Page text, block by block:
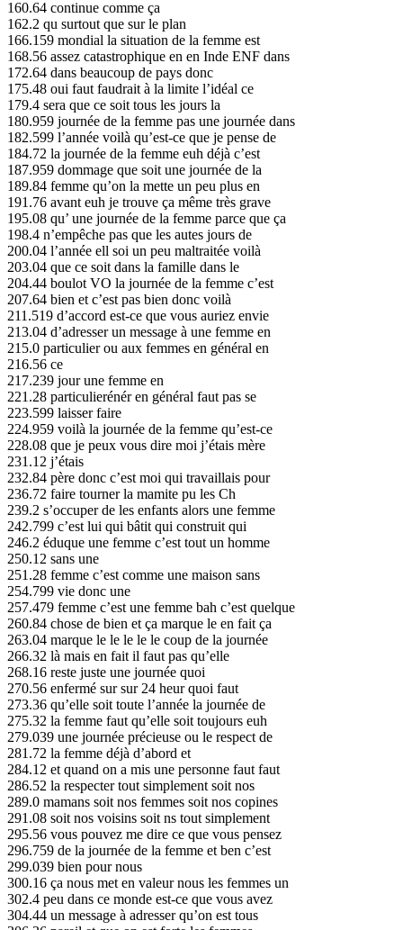
160.64 continue comme ça
162.2 qu surtout que sur le plan
166.159 mondial la situation de la femme est
168.56 assez catastrophique en en Inde ENF dans
172.64 dans beaucoup de pays donc
175.48 oui faut faudrait à la limite l’idéal ce
179.4 sera que ce soit tous les jours la
180.959 journée de la femme pas une journée dans
182.599 l’année voilà qu’est-ce que je pense de
184.72 la journée de la femme euh déjà c’est
187.959 dommage que soit une journée de la
189.84 femme qu’on la mette un peu plus en
191.76 avant euh je trouve ça même très grave
195.08 qu’ une journée de la femme parce que ça
198.4 n’empêche pas que les autes jours de
200.04 l’année ell soi un peu maltraitée voilà
203.04 que ce soit dans la famille dans le
204.44 boulot VO la journée de la femme c’est
207.64 bien et c’est pas bien donc voilà
211.519 d’accord est-ce que vous auriez envie
213.04 d’adresser un message à une femme en
215.0 particulier ou aux femmes en général en
216.56 ce
217.239 jour une femme en
221.28 particulierénér en général faut pas se
223.599 laisser faire
224.959 voilà la journée de la femme qu’est-ce
228.08 que je peux vous dire moi j’étais mère
231.12 j’étais
232.84 père donc c’est moi qui travaillais pour
236.72 faire tourner la mamite pu les Ch
239.2 s’occuper de les enfants alors une femme
242.799 c’est lui qui bâtit qui construit qui
246.2 éduque une femme c’est tout un homme
250.12 sans une
251.28 femme c’est comme une maison sans
254.799 vie donc une
257.479 femme c’est une femme bah c’est quelque
260.84 chose de bien et ça marque le en fait ça
263.04 marque le le le le le coup de la journée
266.32 là mais en fait il faut pas qu’elle
268.16 reste juste une journée quoi
270.56 enfermé sur sur 24 heur quoi faut
273.36 qu’elle soit toute l’année la journée de
275.32 la femme faut qu’elle soit toujours euh
279.039 une journée précieuse ou le respect de
281.72 la femme déjà d’abord et
284.12 et quand on a mis une personne faut faut
286.52 la respecter tout simplement soit nos
289.0 mamans soit nos femmes soit nos copines
291.08 soit nos voisins soit ns tout simplement
295.56 vous pouvez me dire ce que vous pensez
296.759 de la journée de la femme et ben c’est
299.039 bien pour nous
300.16 ça nous met en valeur nous les femmes un
302.4 peu dans ce monde est-ce que vous avez
304.44 un message à adresser qu’on est tous